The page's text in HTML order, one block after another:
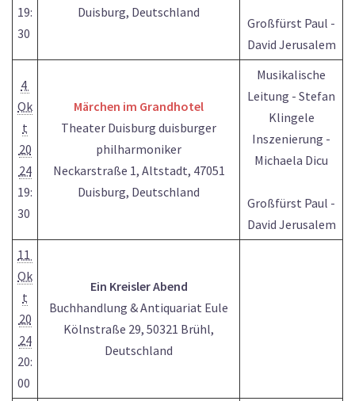
19:
30
Duisburg, Deutschland
Großfürst Paul -
David Jerusalem
4
Ok
t
20
24
19:
30
Märchen im Grandhotel
Theater Duisburg duisburger
philharmoniker
Neckarstraße 1, Altstadt, 47051
Duisburg, Deutschland
Musikalische
Leitung - Stefan
Klingele
Inszenierung -
Michaela Dicu
Großfürst Paul -
David Jerusalem
11
Ok
t
20
24
20:
00
Ein Kreisler Abend
Buchhandlung & Antiquariat Eule
Kölnstraße 29, 50321 Brühl,
Deutschland